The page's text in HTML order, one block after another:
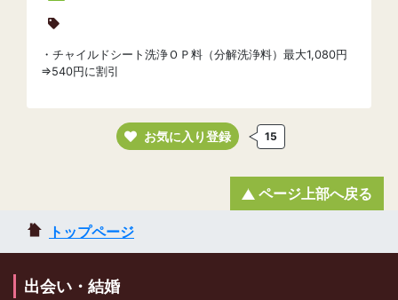
・チャイルドシート洗浄ＯＰ料（分解洗浄料）最大1,080円
⇒540円に割引
お気に入り登録 15
トップページ
ページ上部へ戻る
出会い・結婚